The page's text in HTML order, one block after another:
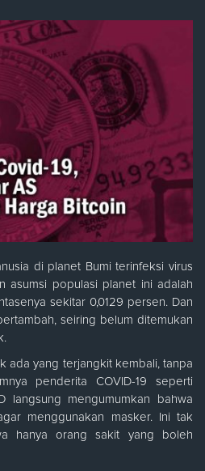
di planet Bumi terinfeksi virus
asumsi populasi planet ini adalah
sekitar 0,0129 persen. Dan
seiring belum ditemukan
ada yang terjangkit kembali, tanpa
penderita COVID-19 seperti
langsung mengumumkan bahwa
menggunakan masker. Ini tak
hanya orang sakit yang boleh